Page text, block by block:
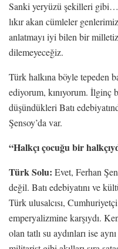
Sanki yeryüzü şekilleri gibi…
lıkır akan cümleler
anlatmayı iyi bilen bir
dilemeyeceğiz.
Türk halkına böyle tepeden
ediyorum, kınıyorum. İlginç
düşündükleri Batı
Şensoy’da var.
“Halkçı çocuğu bir
Türk Solu: Evet, Ferhan
değil. Batı edebiyatını ve
Türk ulusalcısı,
emperyalizmine karşıydı.
olan tatlı su aydınları ise